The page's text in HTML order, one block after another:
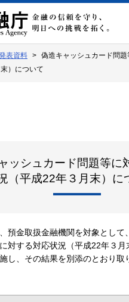
表資料
偽造キャッシュカード問
）について
ッシュカード問題等に
（平成22年３月末）に
預金取扱金融機関を対象として
対する対応状況（平成22年３月
し、その結果を別添のとおり取